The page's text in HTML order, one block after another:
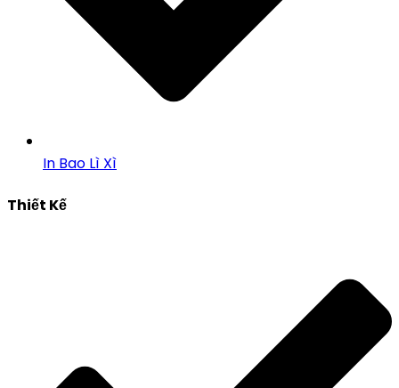
In Bao Lì Xì
Thiết Kế